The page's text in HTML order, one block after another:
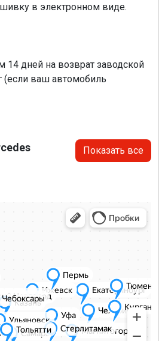
в электронном виде.
дней на возврат заводской
(если ваш автомобиль
Показать все